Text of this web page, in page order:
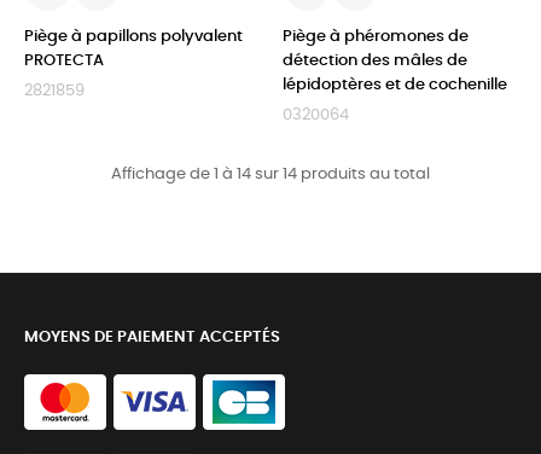
Piège à papillons polyvalent
PROTECTA
2821859
Piège à phéromones de
détection des mâles de
lépidoptères et de cochenille
0320064
Affichage de 1 à 14 sur 14 produits au total
MOYENS DE PAIEMENT ACCEPTÉS